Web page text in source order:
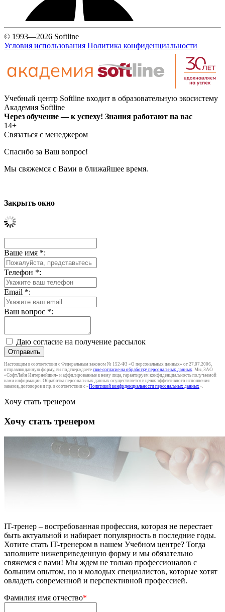
© 1993—2026 Softline
Условия использования Политика конфиденциальности
Учебный центр Softline входит в образовательную экосистему
Академия Softline
Через обучение — к успеху! Знания работают на вас
14+
Связаться с менеджером
Спасибо за Ваш вопрос!
Мы свяжемся с Вами в ближайшее время.
Закрыть окно
Ваше имя *:
Телефон *:
Email *:
Ваш вопрос *:
Даю согласие на получение рассылок
Отправить
Настоящим в соответствии с Федеральным законом № 152-ФЗ «О персональных данных» от 27.07.2006,
отправляя данную форму, вы подтверждаете свое согласие на обработку персональных данных. Мы, ЗАО
«СофтЛайн Интернейшнл» и аффилированные к нему лица, гарантируем конфиденциальность получаемой
нами информации. Обработка персональных данных осуществляется в целях эффективного исполнения
заказов, договоров и пр. в соответствии с «Политикой конфиденциальности персональных данных».
Хочу стать тренером
Хочу стать тренером
IT-тренер – востребованная профессия, которая не перестает
быть актуальной и набирает популярность в последние годы.
Хотите стать IT-тренером в нашем Учебном центре? Тогда
заполните нижеприведенную форму и мы обязательно
свяжемся с вами! Мы ждем не только профессионалов с
большим опытом, но и молодых специалистов, которые хотят
овладеть современной и перспективной профессией.
Фамилия имя отчество*